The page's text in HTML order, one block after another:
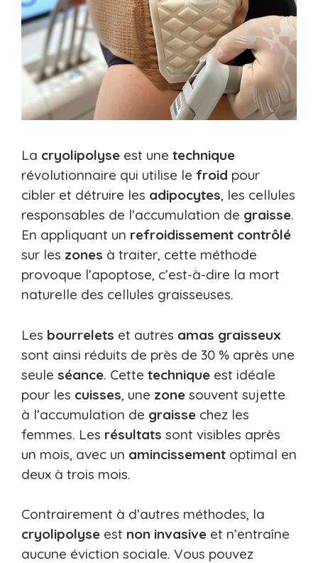
La cryolipolyse est une technique
révolutionnaire qui utilise le froid pour
cibler et détruire les adipocytes, les cellules
responsables de l’accumulation de graisse.
En appliquant un refroidissement contrôlé
sur les zones à traiter, cette méthode
provoque l’apoptose, c’est-à-dire la mort
naturelle des cellules graisseuses.
Les bourrelets et autres amas graisseux
sont ainsi réduits de près de 30 % après une
seule séance. Cette technique est idéale
pour les cuisses, une zone souvent sujette
à l’accumulation de graisse chez les
femmes. Les résultats sont visibles après
un mois, avec un amincissement optimal en
deux à trois mois.
Contrairement à d’autres méthodes, la
cryolipolyse est non invasive et n’entraîne
aucune éviction sociale. Vous pouvez